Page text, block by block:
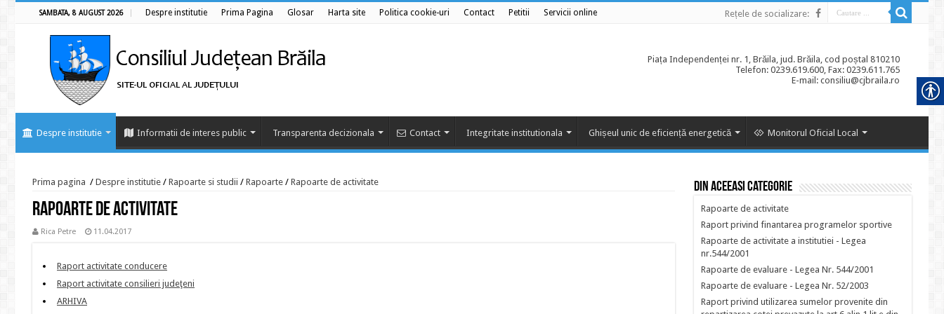
SAMBATA, 8 AUGUST 2026 Despre institutie Prima Pagina Glosar Harta site Politica cookie-uri Contact Petitii Servicii online Rețele de socializare:
Piața Independenței nr. 1, Brăila, jud. Brăila, cod poștal 810210
Telefon: 0239.619.600, Fax: 0239.611.765
E-mail: consiliu@cjbraila.ro
Despre institutie Informatii de interes public Transparenta decizionala Contact Integritate institutionala Ghișeul unic de eficiență energetică Monitorul Oficial Local
Prima pagina / Despre institutie / Rapoarte si studii / Rapoarte / Rapoarte de activitate
Rapoarte de activitate
Rica Petre 11.04.2017
Raport activitate conducere
Raport activitate consilieri judeţeni
ARHIVA
Din aceeasi categorie
Rapoarte de activitate
Raport privind finantarea programelor sportive
Rapoarte de activitate a institutiei - Legea
nr.544/2001
Rapoarte de evaluare - Legea Nr. 544/2001
Rapoarte de evaluare - Legea Nr. 52/2003
Raport privind utilizarea sumelor provenite din